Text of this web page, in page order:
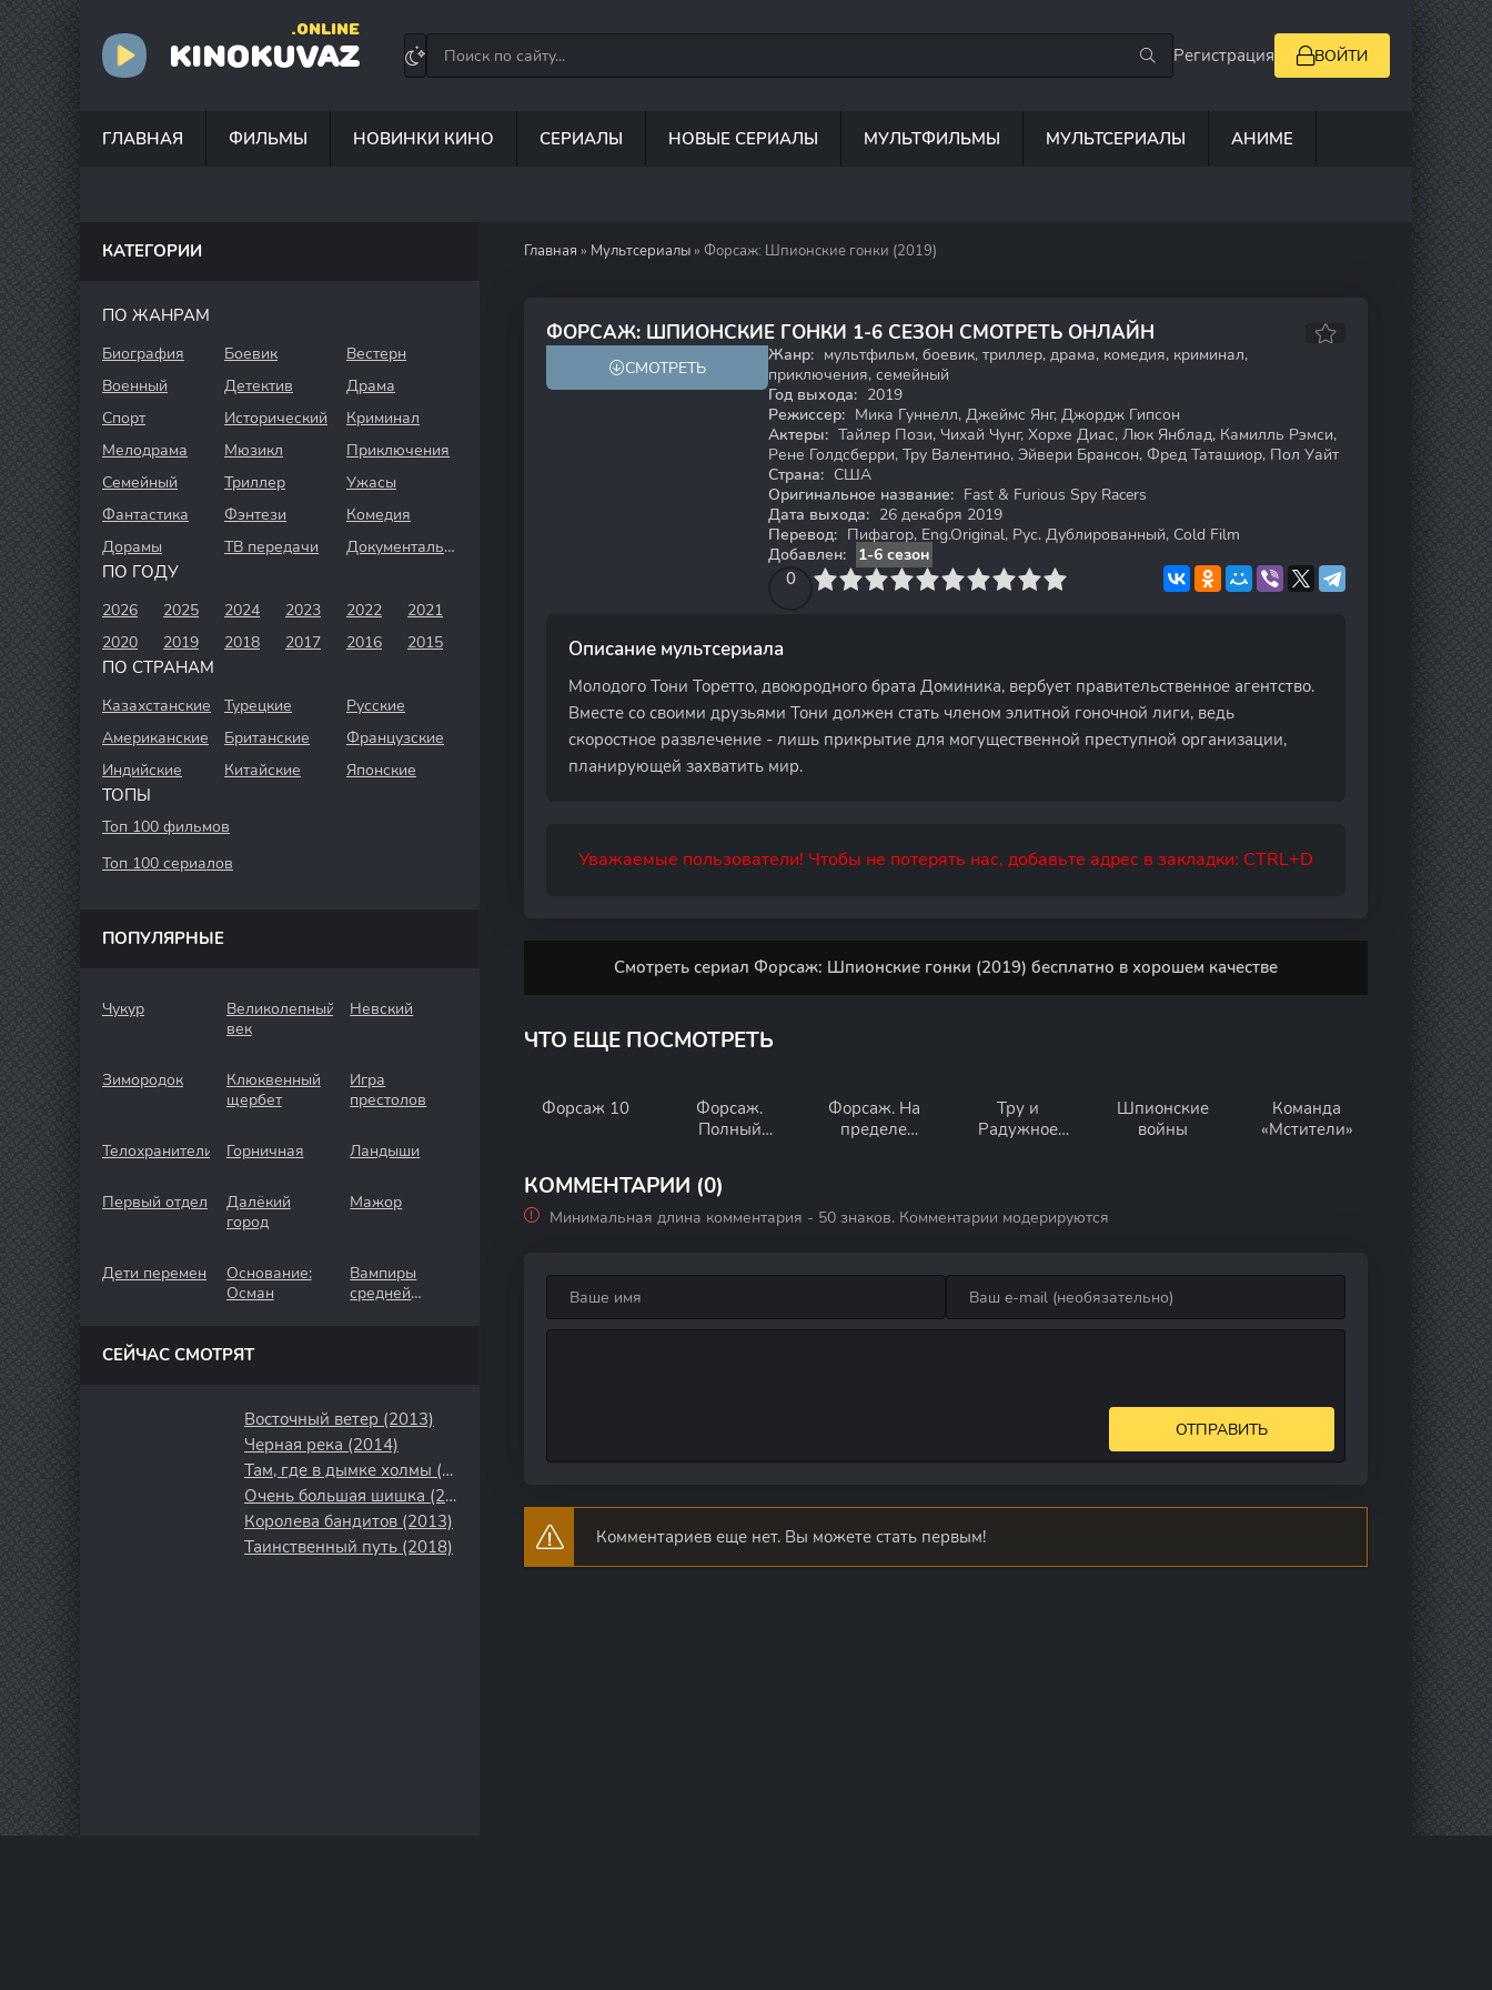
KINOKUVAZ
.ONLINE
Регистрация ВОЙТИ
ГЛАВНАЯ ФИЛЬМЫ НОВИНКИ КИНО СЕРИАЛЫ НОВЫЕ СЕРИАЛЫ МУЛЬТФИЛЬМЫ МУЛЬТСЕРИАЛЫ АНИМЕ
Главная » Мультсериалы » Форсаж: Шпионские гонки (2019)
ФОРСАЖ: ШПИОНСКИЕ ГОНКИ 1-6 СЕЗОН СМОТРЕТЬ ОНЛАЙН
5.2 5.9
СМОТРЕТЬ
Жанр: мультфильм, боевик, триллер, драма, комедия, криминал,
приключения, семейный
Год выхода: 2019
Режиссер: Мика Гуннелл, Джеймс Янг, Джордж Гипсон
Актеры: Тайлер Пози, Чихай Чунг, Хорхе Диас, Люк Янблад, Камилль Рэмси,
Рене Голдсберри, Тру Валентино, Эйвери Брансон, Фред Таташиор, Пол Уайт
Страна: США
Оригинальное название: Fast & Furious Spy Racers
Дата выхода: 26 декабря 2019
Перевод: Пифагор, Eng.Original, Рус. Дублированный, Cold Film
Добавлен:
1-6 сезон
0
4 6 7 8 9 10
Описание мультсериала
Молодого Тони Торетто, двоюродного брата Доминика, вербует правительственное агентство.
Вместе со своими друзьями Тони должен стать членом элитной гоночной лиги, ведь
скоростное развлечение - лишь прикрытие для могущественной преступной организации,
планирующей захватить мир.
Уважаемые пользователи! Чтобы не потерять нас, добавьте адрес в закладки: CTRL+D
Смотреть сериал Форсаж: Шпионские гонки (2019) бесплатно в хорошем качестве
ЧТО ЕЩЕ ПОСМОТРЕТЬ
Форсаж 10
Форсаж.
Полный
Форсаж. На
пределе
Тру и
Радужное
Шпионские
войны
Команда
«Мстители»
КОММЕНТАРИИ (0)
Минимальная длина комментария - 50 знаков. Комментарии модерируются
ОТПРАВИТЬ
Комментариев еще нет. Вы можете стать первым!
КАТЕГОРИИ
ПО ЖАНРАМ
Биография Боевик
Вестерн
Военный
Детектив
Драма
Спорт
Исторический
Криминал
Мелодрама
Мюзикл
Приключения
Семейный
Триллер
Ужасы
Фантастика
Фэнтези
Комедия
Дорамы
ТВ передачи Документальный
ПО ГОДУ
2026 2025 2024 2023 2022
2021
2020
2019 2018 2017 2016 2015
ПО СТРАНАМ
Казахстанские Турецкие
Русские
Американские
Британские
Французские
Индийские
Китайские Японские
ТОПЫ
Топ 100 фильмов
Топ 100 сериалов
ПОПУЛЯРНЫЕ
Чукур
Великолепный
век
Невский
Зимородок
Клюквенный
щербет
Игра
престолов
Телохранители Горничная Ландыши
Первый отдел
Далёкий
город
Мажор
Дети перемен
Основание:
Осман
Вампиры
средней
СЕЙЧАС СМОТРЯТ
Восточный ветер (2013)
Черная река (2014)
Там, где в дымке холмы (2025)
Очень большая шишка (2015)
Королева бандитов (2013)
Таинственный путь (2018)